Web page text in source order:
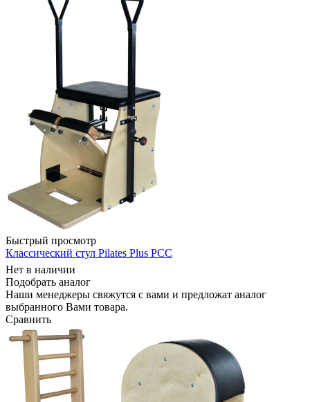
Быстрый просмотр
Классический стул Pilates Plus РСС
Нет в наличии
Подобрать аналог
Наши менеджеры свяжутся с вами и предложат аналог
выбранного Вами товара.
Сравнить